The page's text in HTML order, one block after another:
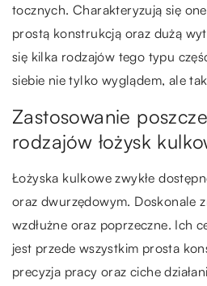
tocznych. Charakteryzują się
prostą konstrukcją oraz dużą
się kilka rodzajów tego typu
siebie nie tylko wyglądem, ale
Zastosowanie
rodzajów łożysk
Łożyska kulkowe zwykłe
oraz dwurzędowym. Doskonale
wzdłużne oraz poprzeczne. Ich
jest przede wszystkim prosta
precyzja pracy oraz ciche